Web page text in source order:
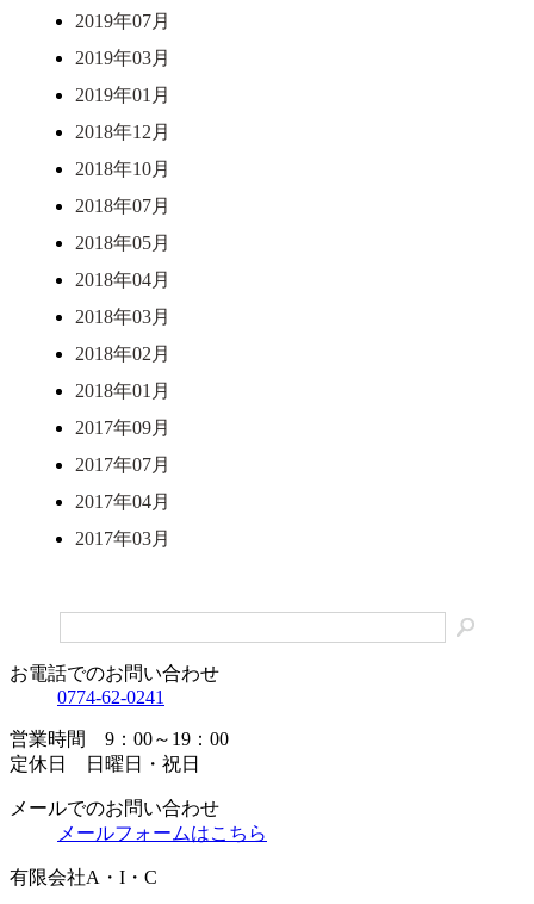
2019年07月
2019年03月
2019年01月
2018年12月
2018年10月
2018年07月
2018年05月
2018年04月
2018年03月
2018年02月
2018年01月
2017年09月
2017年07月
2017年04月
2017年03月
お電話でのお問い合わせ
0774-62-0241
営業時間 9：00～19：00
定休日 日曜日・祝日
メールでのお問い合わせ
メールフォームはこちら
有限会社A・I・C